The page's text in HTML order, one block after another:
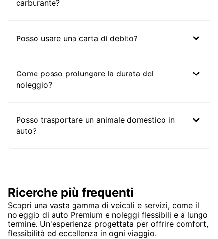
carburante?
Posso usare una carta di debito?
Come posso prolungare la durata del
noleggio?
Posso trasportare un animale domestico in
auto?
Ricerche più frequenti
Scopri una vasta gamma di veicoli e servizi, come il
noleggio di auto Premium e noleggi flessibili e a lungo
termine. Un'esperienza progettata per offrire comfort,
flessibilità ed eccellenza in ogni viaggio.